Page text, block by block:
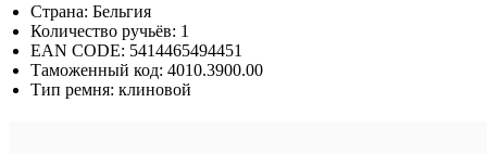
Страна: Бельгия
Количество ручьёв: 1
EAN CODE: 5414465494451
Таможенный код: 4010.3900.00
Тип ремня: клиновой